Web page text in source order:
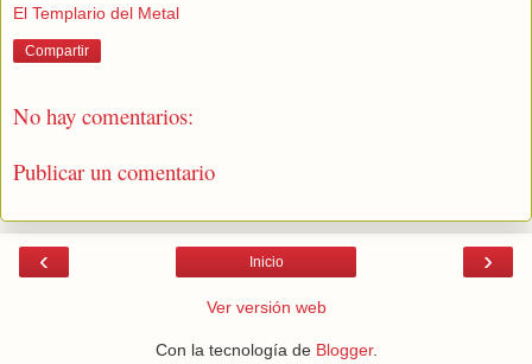
El Templario del Metal
Compartir
No hay comentarios:
Publicar un comentario
‹ ›
Inicio
Ver versión web
Con la tecnología de Blogger.